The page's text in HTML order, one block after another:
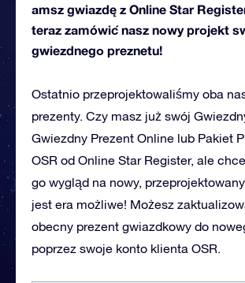
amsz gwiazdę z Online Star
teraz zamówić nasz nowy projekt
gwiezdnego preznetu!
Ostatnio przeprojektowaliśmy oba
prezenty. Czy masz już swój
Gwiezdny Prezent Online lub Pakiet
OSR od Online Star Register, ale
go wygląd na nowy,
jest era możliwe! Możesz
obecny prezent gwiazdkowy do
poprzez swoje konto klienta OSR.